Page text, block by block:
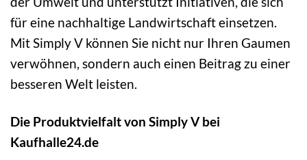
für eine nachhaltige Landwirtschaft einsetzen.
Mit Simply V können Sie nicht nur Ihren Gaumen
verwöhnen, sondern auch einen Beitrag zu einer
besseren Welt leisten.
Die Produktvielfalt von Simply V bei
Kaufhalle24.de